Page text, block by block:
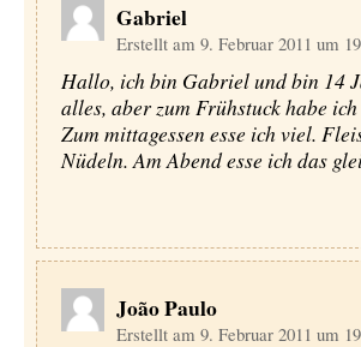
Gabriel
Erstellt am 9. Februar 2011 um
Hallo, ich bin Gabriel und bin 14
alles, aber zum Frühstuck habe
Zum mittagessen esse ich viel.
Nüdeln. Am Abend esse ich das
João Paulo
Erstellt am 9. Februar 2011 um